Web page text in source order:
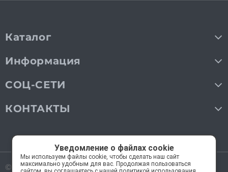
Каталог
Информация
СОЦ-СЕТИ
КОНТАКТЫ
© 2018—2026 Мос Люстры.Все права защищены
Уведомление о файлах cookie
Мы используем файлы cookie, чтобы сделать наш сайт
максимально удобным для вас. Продолжая пользоваться